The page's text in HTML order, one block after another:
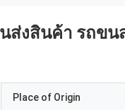
ส่งสินค้า รถขน
Place of Origin